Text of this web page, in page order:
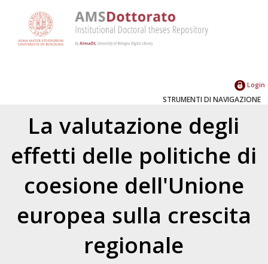
Login
STRUMENTI DI NAVIGAZIONE
La valutazione degli
effetti delle politiche di
coesione dell'Unione
europea sulla crescita
regionale